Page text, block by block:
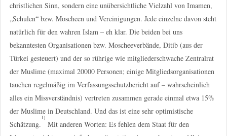
christlichen Sinn, sondern eine unübersichtliche Vielzahl von Imamen,
„Schulen“ bzw. Moscheen und Vereinigungen. Jede einzelne davon steht
natürlich für den wahren Islam – eh klar. Die beiden bei uns
bekanntesten Organisationen bzw. Moscheeverbände, Ditib (aus der
Türkei gesteuert) und der so rührige wie mitgliederschwache Zentralrat
der Muslime (maximal 20000 Personen; einige Mitgliedsorganisationen
tauchen regelmäßig im Verfassungsschutzbericht auf – wahrscheinlich
alles ein Missverständnis) vertreten zusammen gerade einmal etwa 15%
der Muslime in Deutschland. Und das ist eine sehr optimistische
Schätzung.
1)
Mit anderen Worten: Es fehlen dem Staat für den